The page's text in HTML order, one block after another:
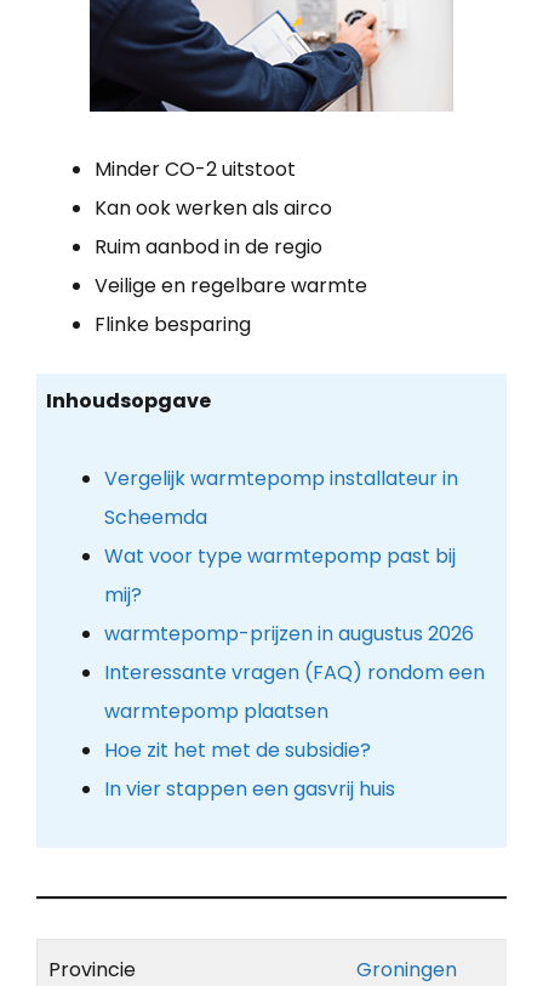
Minder CO-2 uitstoot
Kan ook werken als airco
Ruim aanbod in de regio
Veilige en regelbare warmte
Flinke besparing
Inhoudsopgave
Vergelijk warmtepomp installateur in
Scheemda
Wat voor type warmtepomp past bij
mij?
warmtepomp-prijzen in augustus 2026
Interessante vragen (FAQ) rondom een
warmtepomp plaatsen
Hoe zit het met de subsidie?
In vier stappen een gasvrij huis
Provincie Groningen